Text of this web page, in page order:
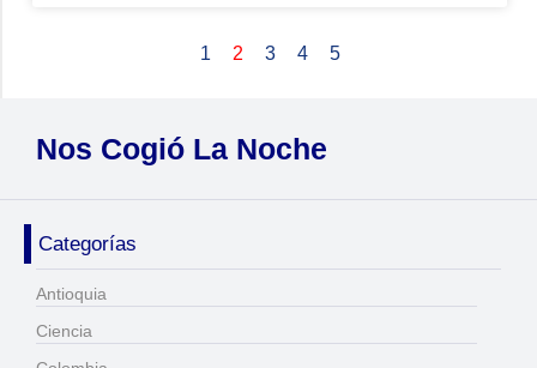
1 2 3 4 5
Nos Cogió La Noche
Categorías
Antioquia
Ciencia